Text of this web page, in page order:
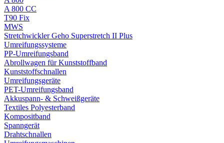
A 800 CC
T90 Fix
MWS
Stretchwickler Geho Superstretch II Plus
Umreifungssysteme
PP-Umreifungsband
Abrollwagen für Kunststoffband
Kunststoffschnallen
Umreifungsgeräte
PET-Umreifungsband
Akkuspann- & Schweißgeräte
Textiles Polyesterband
Kompositband
Spanngerät
Drahtschnallen